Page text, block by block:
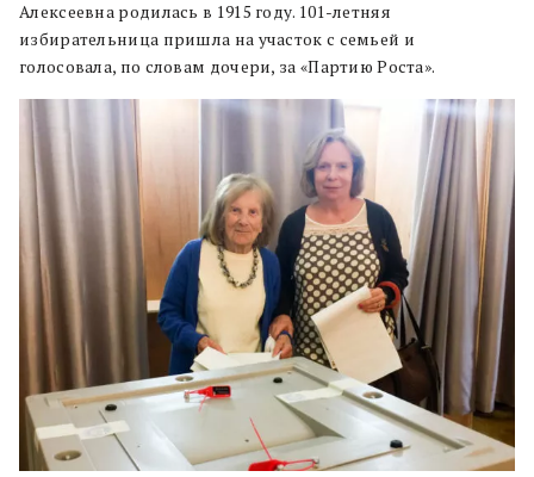
Алексеевна родилась в 1915 году. 101-летняя
избирательница пришла на участок с семьей и
голосовала, по словам дочери, за «Партию Роста».